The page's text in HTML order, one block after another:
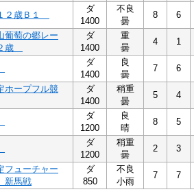
２歳Ｂ１
ダ
1400
不良
曇
8 6
葡萄の郷レー
歳
ダ
1400
重
曇
4 1
ダ
1400
良
曇
7 6
ホープフル競
ダ
1400
稍重
曇
5 4
ダ
1200
良
晴
8 5
ダ
1200
稍重
曇
2 3
フューチャー
新馬戦
ダ
850
不良
小雨
7 7